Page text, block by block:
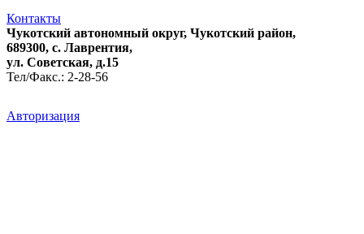
Контакты
Чукотский автономный округ, Чукотский район,
689300, с. Лаврентия,
ул. Советская, д.15
Тел/Факс.: 2-28-56
Авторизация